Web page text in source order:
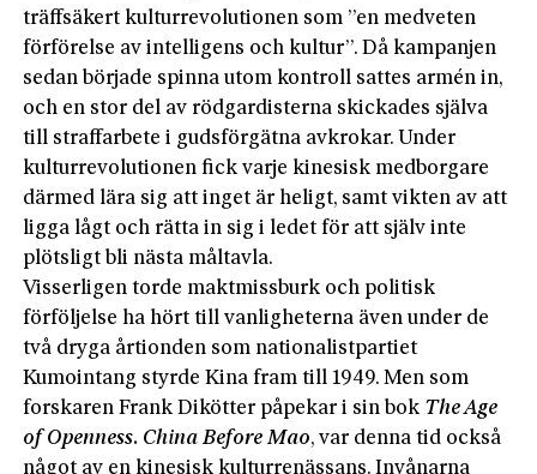
träffsäkert kulturrevolutionen som ”en medveten
förförelse av intelligens och kultur”. Då kampanjen
sedan började spinna utom kontroll sattes armén in,
och en stor del av rödgardisterna skickades själva
till straffarbete i gudsförgätna avkrokar. Under
kulturrevolutionen fick varje kinesisk medborgare
därmed lära sig att inget är heligt, samt vikten av att
ligga lågt och rätta in sig i ledet för att själv inte
plötsligt bli nästa måltavla.
Visserligen torde maktmissburk och politisk
förföljelse ha hört till vanligheterna även under de
två dryga årtionden som nationalistpartiet
Kumointang styrde Kina fram till 1949. Men som
forskaren Frank Dikötter påpekar i sin bok The Age
of Openness. China Before Mao, var denna tid också
något av en kinesisk kulturrenässans. Invånarna